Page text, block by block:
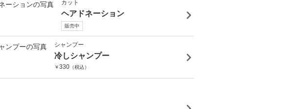
カット
ヘアドネーション
販売中
シャンプー
冷しシャンプー
￥330 （税込）